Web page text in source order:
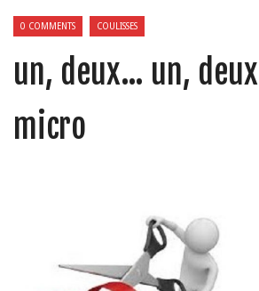
0 COMMENTS COULISSES
un, deux… un,
micro